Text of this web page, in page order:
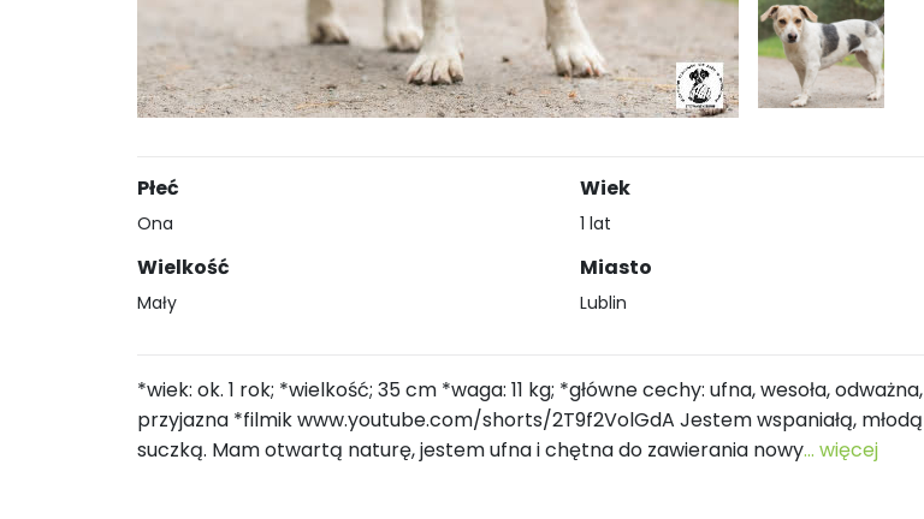
Płeć
Ona
Wielkość
Mały
Wiek
1 lat
Miasto
Lublin
*wiek: ok. 1 rok; *wielkość; 35 cm *waga: 11 kg; *główne cechy: ufna, wesoła, odważna,
przyjazna *filmik www.youtube.com/shorts/2T9f2VolGdA Jestem wspaniałą, młodą
suczką. Mam otwartą naturę, jestem ufna i chętna do zawierania nowy... więcej